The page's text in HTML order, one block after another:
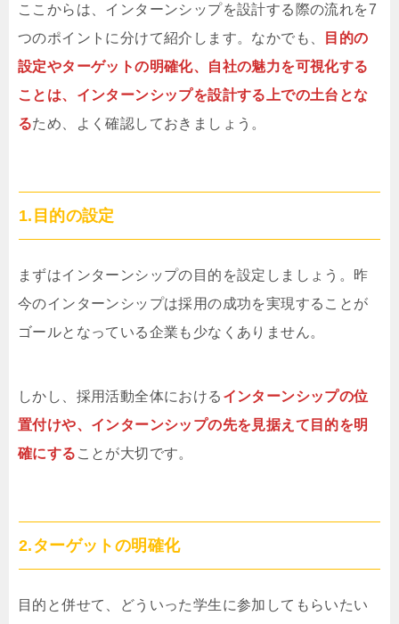
ここからは、インターンシップを設計する際の流れを7
つのポイントに分けて紹介します。なかでも、
目的の
設定やターゲットの明確化、自社の魅力を可視化する
ことは、インターンシップを設計する上での土台とな
るため、よく確認しておきましょう。
1.目的の設定
まずはインターンシップの目的を設定しましょう。昨
今のインターンシップは採用の成功を実現することが
ゴールとなっている企業も少なくありません。
しかし、採用活動全体における インターンシップの位
置付けや、インターンシップの先を見据えて目的を明
確にする ことが大切です。
2.ターゲットの明確化
目的と併せて、どういった学生に参加してもらいたい